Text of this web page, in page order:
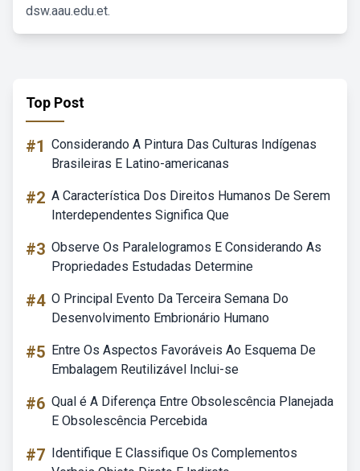
dsw.aau.edu.et.
Top Post
#1 Considerando A Pintura Das Culturas Indígenas
Brasileiras E Latino-americanas
#2 A Característica Dos Direitos Humanos De Serem
Interdependentes Significa Que
#3 Observe Os Paralelogramos E Considerando As
Propriedades Estudadas Determine
#4 O Principal Evento Da Terceira Semana Do
Desenvolvimento Embrionário Humano
#5 Entre Os Aspectos Favoráveis Ao Esquema De
Embalagem Reutilizável Inclui-se
#6 Qual é A Diferença Entre Obsolescência Planejada
E Obsolescência Percebida
#7 Identifique E Classifique Os Complementos